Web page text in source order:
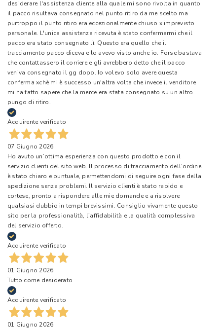
desiderare l'assistenza cliente alla quale mi sono rivolta in quanto
il pacco risultava consegnato nel punto ritiro da me scelto ma
purtroppo il punto ritiro era eccezionalmente chiuso x imprevisto
personale. L'unica assistenza ricevuta è stato confermarmi che il
pacco era stato consegnato lì. Questo era quello che il
tracciamento pacco diceva e lo avevo visto anche io. Forse bastava
che contattassero il corriere e gli avrebbero detto che il pacco
veniva consegnato il gg dopo. Io volevo solo avere questa
conferma xchè mi è successo un'altra volta che invece il venditore
mi ha fatto sapere che la merce era stata consegnato su un altro
pungo di ritiro.
Acquirente verificato
07 Giugno 2026
Ho avuto un’ottima esperienza con questo prodotto e con il
servizio clienti del sito web. Il processo di tracciamento dell’ordine
è stato chiaro e puntuale, permettendomi di seguire ogni fase della
spedizione senza problemi. Il servizio clienti è stato rapido e
cortese, pronto a rispondere alle mie domande e a risolvere
qualsiasi dubbio in tempi brevissimi. Consiglio vivamente questo
sito per la professionalità, l’affidabilità e la qualità complessiva
del servizio offerto.
Acquirente verificato
01 Giugno 2026
Tutto come desiderato
Acquirente verificato
01 Giugno 2026